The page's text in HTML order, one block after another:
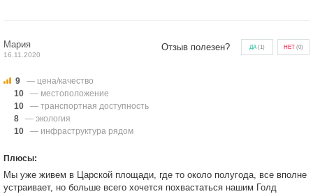
Мария
16.11.2020
Отзыв полезен? ДА(1) НЕТ (0)
9
— цена/качество
10
— местоположение
10
— транспортная доступность
8
— экология
10
— инфраструктура рядом
Плюсы:
Мы уже живем в Царской площади, где то около полугода, все вполне
устраивает, но больше всего хочется похвастаться нашим Голд